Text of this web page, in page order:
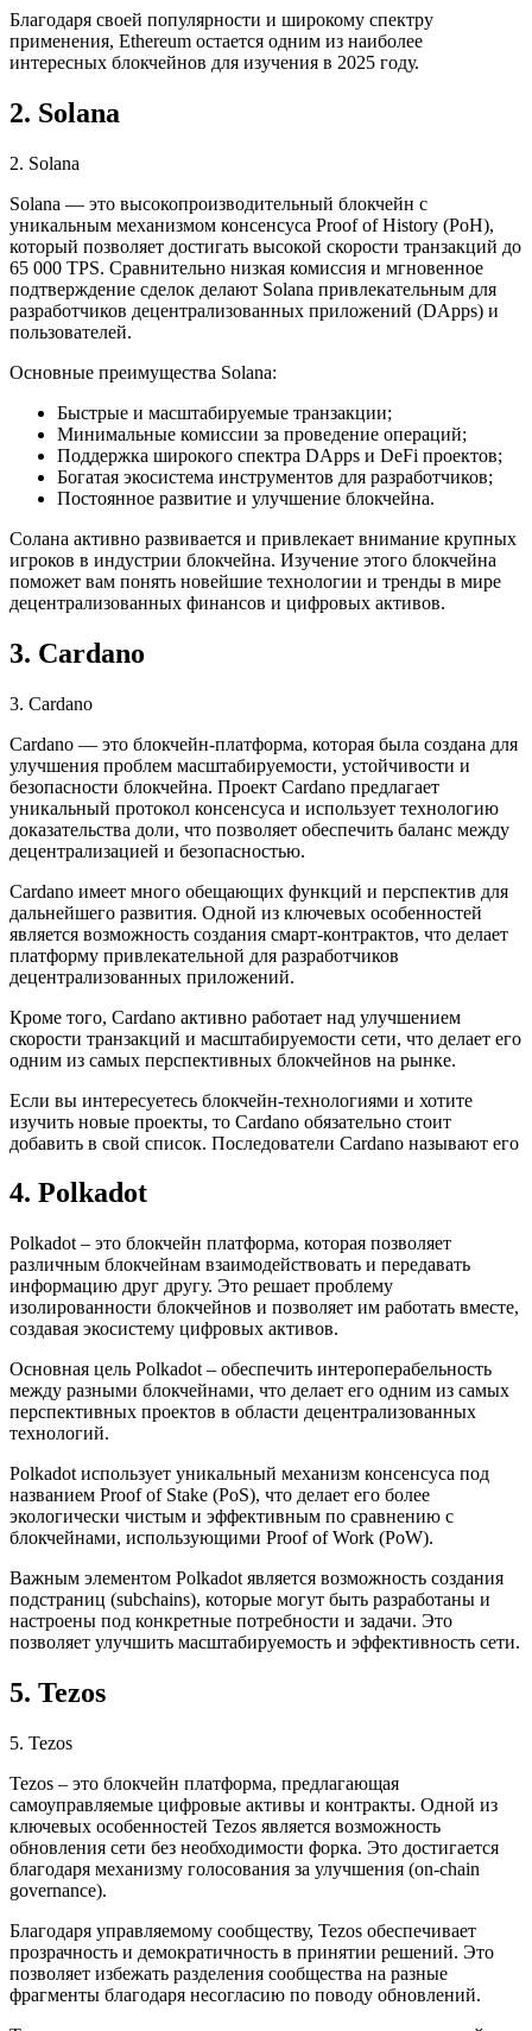
Благодаря своей популярности и широкому спектру
применения, Ethereum остается одним из наиболее
интересных блокчейнов для изучения в 2025 году.
2. Solana
2. Solana
Solana — это высокопроизводительный блокчейн с
уникальным механизмом консенсуса Proof of History (PoH),
который позволяет достигать высокой скорости транзакций до
65 000 TPS. Сравнительно низкая комиссия и мгновенное
подтверждение сделок делают Solana привлекательным для
разработчиков децентрализованных приложений (DApps) и
пользователей.
Основные преимущества Solana:
Быстрые и масштабируемые транзакции;
Минимальные комиссии за проведение операций;
Поддержка широкого спектра DApps и DeFi проектов;
Богатая экосистема инструментов для разработчиков;
Постоянное развитие и улучшение блокчейна.
Солана активно развивается и привлекает внимание крупных
игроков в индустрии блокчейна. Изучение этого блокчейна
поможет вам понять новейшие технологии и тренды в мире
децентрализованных финансов и цифровых активов.
3. Cardano
3. Cardano
Cardano — это блокчейн-платформа, которая была создана для
улучшения проблем масштабируемости, устойчивости и
безопасности блокчейна. Проект Cardano предлагает
уникальный протокол консенсуса и использует технологию
доказательства доли, что позволяет обеспечить баланс между
децентрализацией и безопасностью.
Cardano имеет много обещающих функций и перспектив для
дальнейшего развития. Одной из ключевых особенностей
является возможность создания смарт-контрактов, что делает
платформу привлекательной для разработчиков
децентрализованных приложений.
Кроме того, Cardano активно работает над улучшением
скорости транзакций и масштабируемости сети, что делает его
одним из самых перспективных блокчейнов на рынке.
Если вы интересуетесь блокчейн-технологиями и хотите
изучить новые проекты, то Cardano обязательно стоит
добавить в свой список. Последователи Cardano называют его
4. Polkadot
Polkadot – это блокчейн платформа, которая позволяет
различным блокчейнам взаимодействовать и передавать
информацию друг другу. Это решает проблему
изолированности блокчейнов и позволяет им работать вместе,
создавая экосистему цифровых активов.
Основная цель Polkadot – обеспечить интероперабельность
между разными блокчейнами, что делает его одним из самых
перспективных проектов в области децентрализованных
технологий.
Polkadot использует уникальный механизм консенсуса под
названием Proof of Stake (PoS), что делает его более
экологически чистым и эффективным по сравнению с
блокчейнами, использующими Proof of Work (PoW).
Важным элементом Polkadot является возможность создания
подстраниц (subchains), которые могут быть разработаны и
настроены под конкретные потребности и задачи. Это
позволяет улучшить масштабируемость и эффективность сети.
5. Tezos
5. Tezos
Tezos – это блокчейн платформа, предлагающая
самоуправляемые цифровые активы и контракты. Одной из
ключевых особенностей Tezos является возможность
обновления сети без необходимости форка. Это достигается
благодаря механизму голосования за улучшения (on-chain
governance).
Благодаря управляемому сообществу, Tezos обеспечивает
прозрачность и демократичность в принятии решений. Это
позволяет избежать разделения сообщества на разные
фрагменты благодаря несогласию по поводу обновлений.